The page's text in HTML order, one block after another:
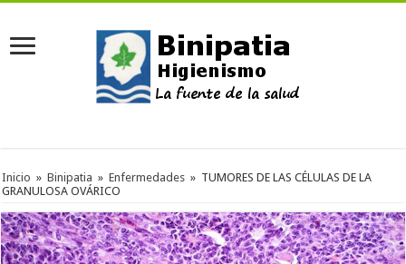
Inicio » Binipatia » Enfermedades » TUMORES DE LAS CÉLULAS DE LA
GRANULOSA OVÁRICO